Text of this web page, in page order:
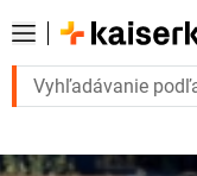
bestsellery